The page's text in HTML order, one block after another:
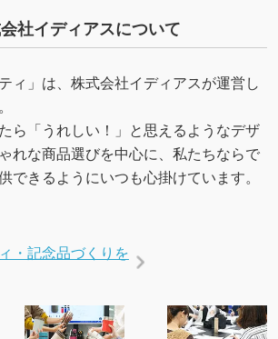
社イディアスについて
ィ」は、株式会社イディアスが運営し
ら「うれしい！」と思えるようなデザ
れな商品選びを中心に、私たちならで
できるようにいつも心掛けています。
・記念品づくりを